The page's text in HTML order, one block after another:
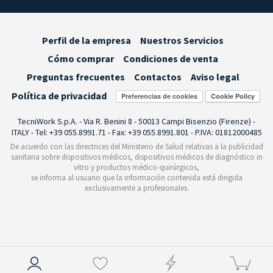
Perfil de la empresa
Nuestros Servicios
Cómo comprar
Condiciones de venta
Preguntas frecuentes
Contactos
Aviso legal
Política de privacidad
Preferencias de cookies
TecniWork S.p.A. - Via R. Benini 8 - 50013 Campi Bisenzio (Firenze) -
ITALY - Tel: +39 055.8991.71 - Fax: +39 055.8991.801 - P.IVA: 01812000485
De acuerdo con las directrices del Ministerio de Salud relativas a la publicidad
sanitaria sobre dispositivos médicos, dispositivos médicos de diagnóstico in
vitro y productos médico-quirúrgicos,
se informa al usuario que la información contenida está dirigida
exclusivamente a profesionales.